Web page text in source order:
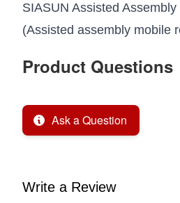
SIASUN Assisted
(Assisted assembly mobile
Product Questions
Ask a Question
Write a Review